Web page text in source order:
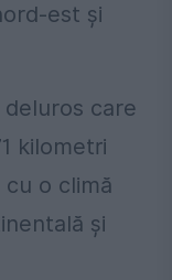
est și
deluros care
kilometri
o climă
și